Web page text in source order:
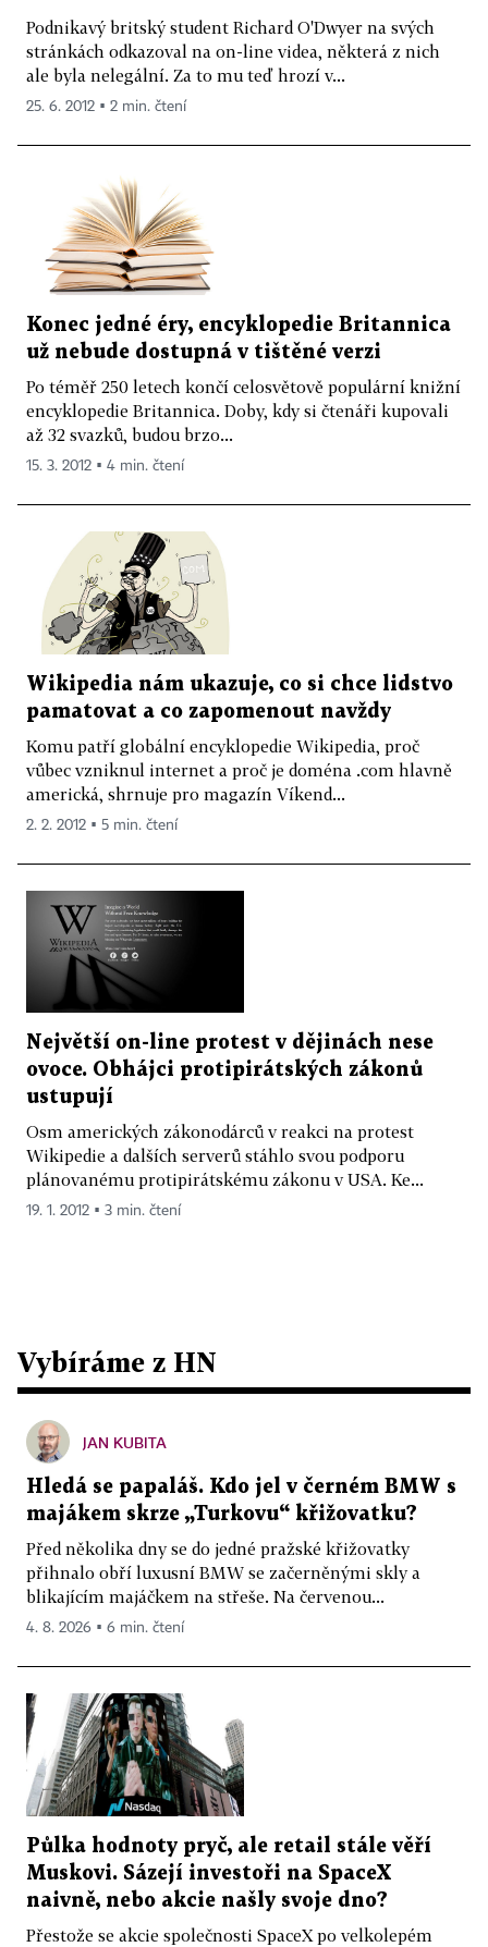
Podnikavý britský student Richard O'Dwyer na svých
stránkách odkazoval na on-line videa, některá z nich
ale byla nelegální. Za to mu teď hrozí v...
25. 6. 2012 ▪ 2 min. čtení
Konec jedné éry, encyklopedie Britannica
už nebude dostupná v tištěné verzi
Po téměř 250 letech končí celosvětově populární knižní
encyklopedie Britannica. Doby, kdy si čtenáři kupovali
až 32 svazků, budou brzo...
15. 3. 2012 ▪ 4 min. čtení
Wikipedia nám ukazuje, co si chce lidstvo
pamatovat a co zapomenout navždy
Komu patří globální encyklopedie Wikipedia, proč
vůbec vzniknul internet a proč je doména .com hlavně
americká, shrnuje pro magazín Víkend...
2. 2. 2012 ▪ 5 min. čtení
Největší on-line protest v dějinách nese
ovoce. Obhájci protipirátských zákonů
ustupují
Osm amerických zákonodárců v reakci na protest
Wikipedie a dalších serverů stáhlo svou podporu
plánovanému protipirátskému zákonu v USA. Ke...
19. 1. 2012 ▪ 3 min. čtení
Vybíráme z HN
JAN KUBITA
Hledá se papaláš. Kdo jel v černém BMW s
majákem skrze „Turkovu“ křižovatku?
Před několika dny se do jedné pražské křižovatky
přihnalo obří luxusní BMW se začerněnými skly a
blikajícím majáčkem na střeše. Na červenou...
4. 8. 2026 ▪ 6 min. čtení
Půlka hodnoty pryč, ale retail stále věří
Muskovi. Sázejí investoři na SpaceX
naivně, nebo akcie našly svoje dno?
Přestože se akcie společnosti SpaceX po velkolepém